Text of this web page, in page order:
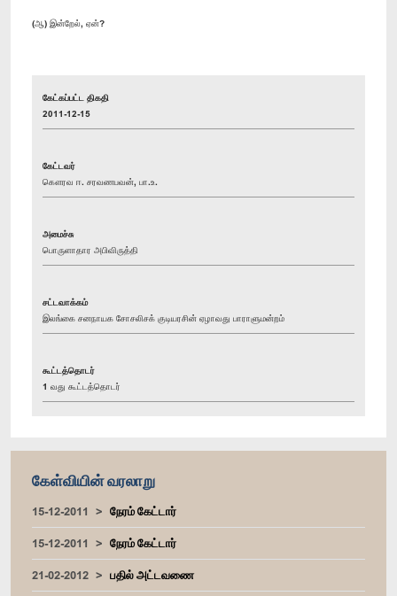
(ஆ) இன்றேல், ஏன்?
கேட்கப்பட்ட திகதி
2011-12-15
கேட்டவர்
கௌரவ ஈ. சரவணபவன், பா.உ.
அமைச்சு
பொருளாதார அபிவிருத்தி
சட்டவாக்கம்
இலங்கை சனநாயக சோசலிசக் குடியரசின் ஏழாவது பாராளுமன்றம்
கூட்டத்தொடர்
1 வது கூட்டத்தொடர்
கேள்வியின் வரலாறு
15-12-2011
நேரம் கேட்டார்
15-12-2011
நேரம் கேட்டார்
21-02-2012
பதில் அட்டவணை